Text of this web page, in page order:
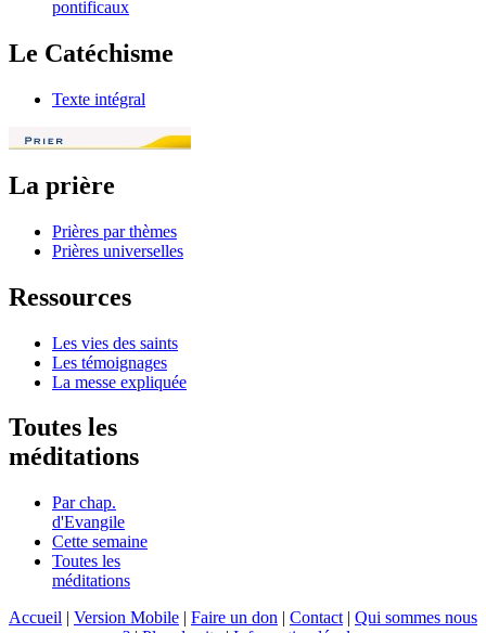
pontificaux
Le Catéchisme
Texte intégral
La prière
Prières par thèmes
Prières universelles
Ressources
Les vies des saints
Les témoignages
La messe expliquée
Toutes les
méditations
Par chap.
d'Evangile
Cette semaine
Toutes les
méditations
Accueil | Version Mobile | Faire un don | Contact | Qui sommes nous